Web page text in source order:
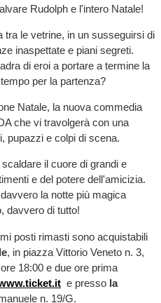
Rudolph e l'intero Natale!
tra le vetrine, in un susseguirsi di
inaspettate e piani segreti.
di eroi a portare a termine la
per la partenza?
Natale, la nuova commedia
che vi travolgerà con una
pupazzi e colpi di scena.
il cuore di grandi e
e del potere dell'amicizia.
la notte più magica
davvero di tutto!
posti rimasti sono acquistabili
, in piazza Vittorio Veneto n. 3,
18:00 e due ore prima
e presso la
n. 19/G.